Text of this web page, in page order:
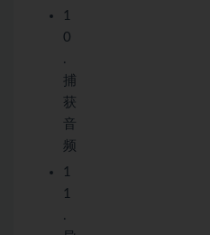
1
0
.
捕
获
音
频
1
1
.